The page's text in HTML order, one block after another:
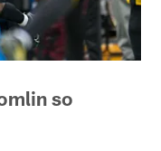
so